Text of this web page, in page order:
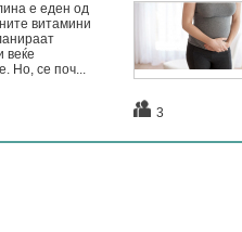
е еден од
витамини
веќе
Но, сe поч...
3